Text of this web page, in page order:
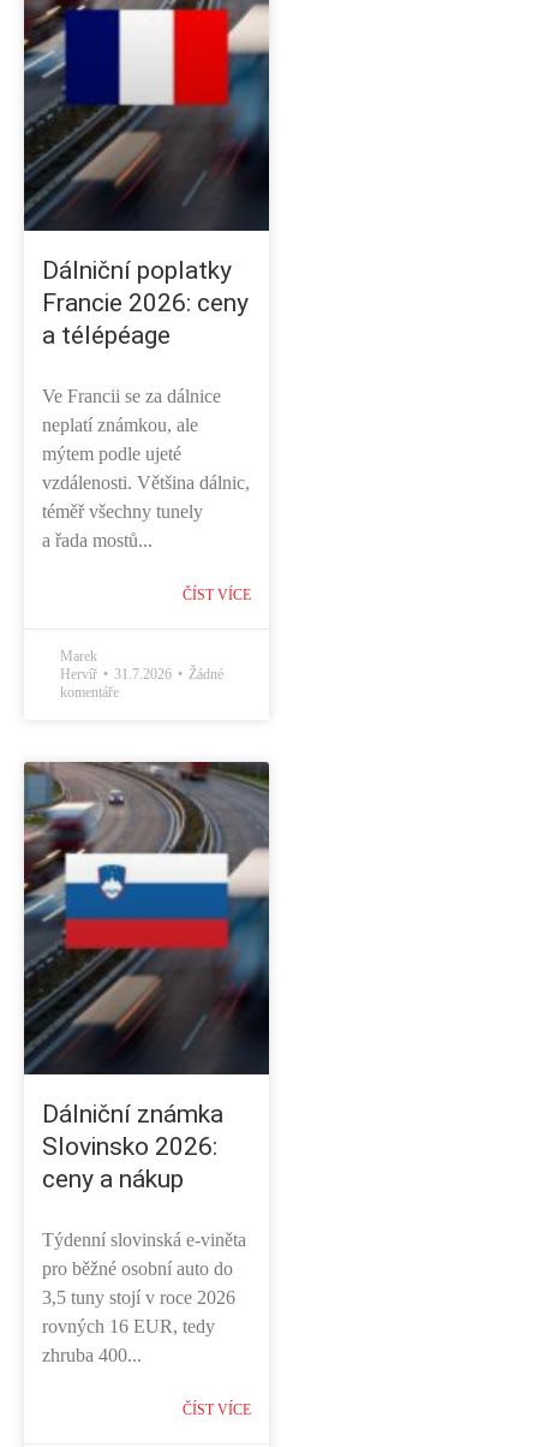
Dálniční poplatky
Francie 2026: ceny
a télépéage
Ve Francii se za dálnice
neplatí známkou, ale
mýtem podle ujeté
vzdálenosti. Většina dálnic,
téměř všechny tunely
a řada mostů...
ČÍST VÍCE
Marek
Hervíř
31.7.2026
Žádné
komentáře
Dálniční známka
Slovinsko 2026:
ceny a nákup
Týdenní slovinská e-viněta
pro běžné osobní auto do
3,5 tuny stojí v roce 2026
rovných 16 EUR, tedy
zhruba 400...
ČÍST VÍCE